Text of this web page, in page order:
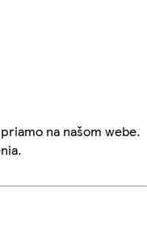
na našom webe.